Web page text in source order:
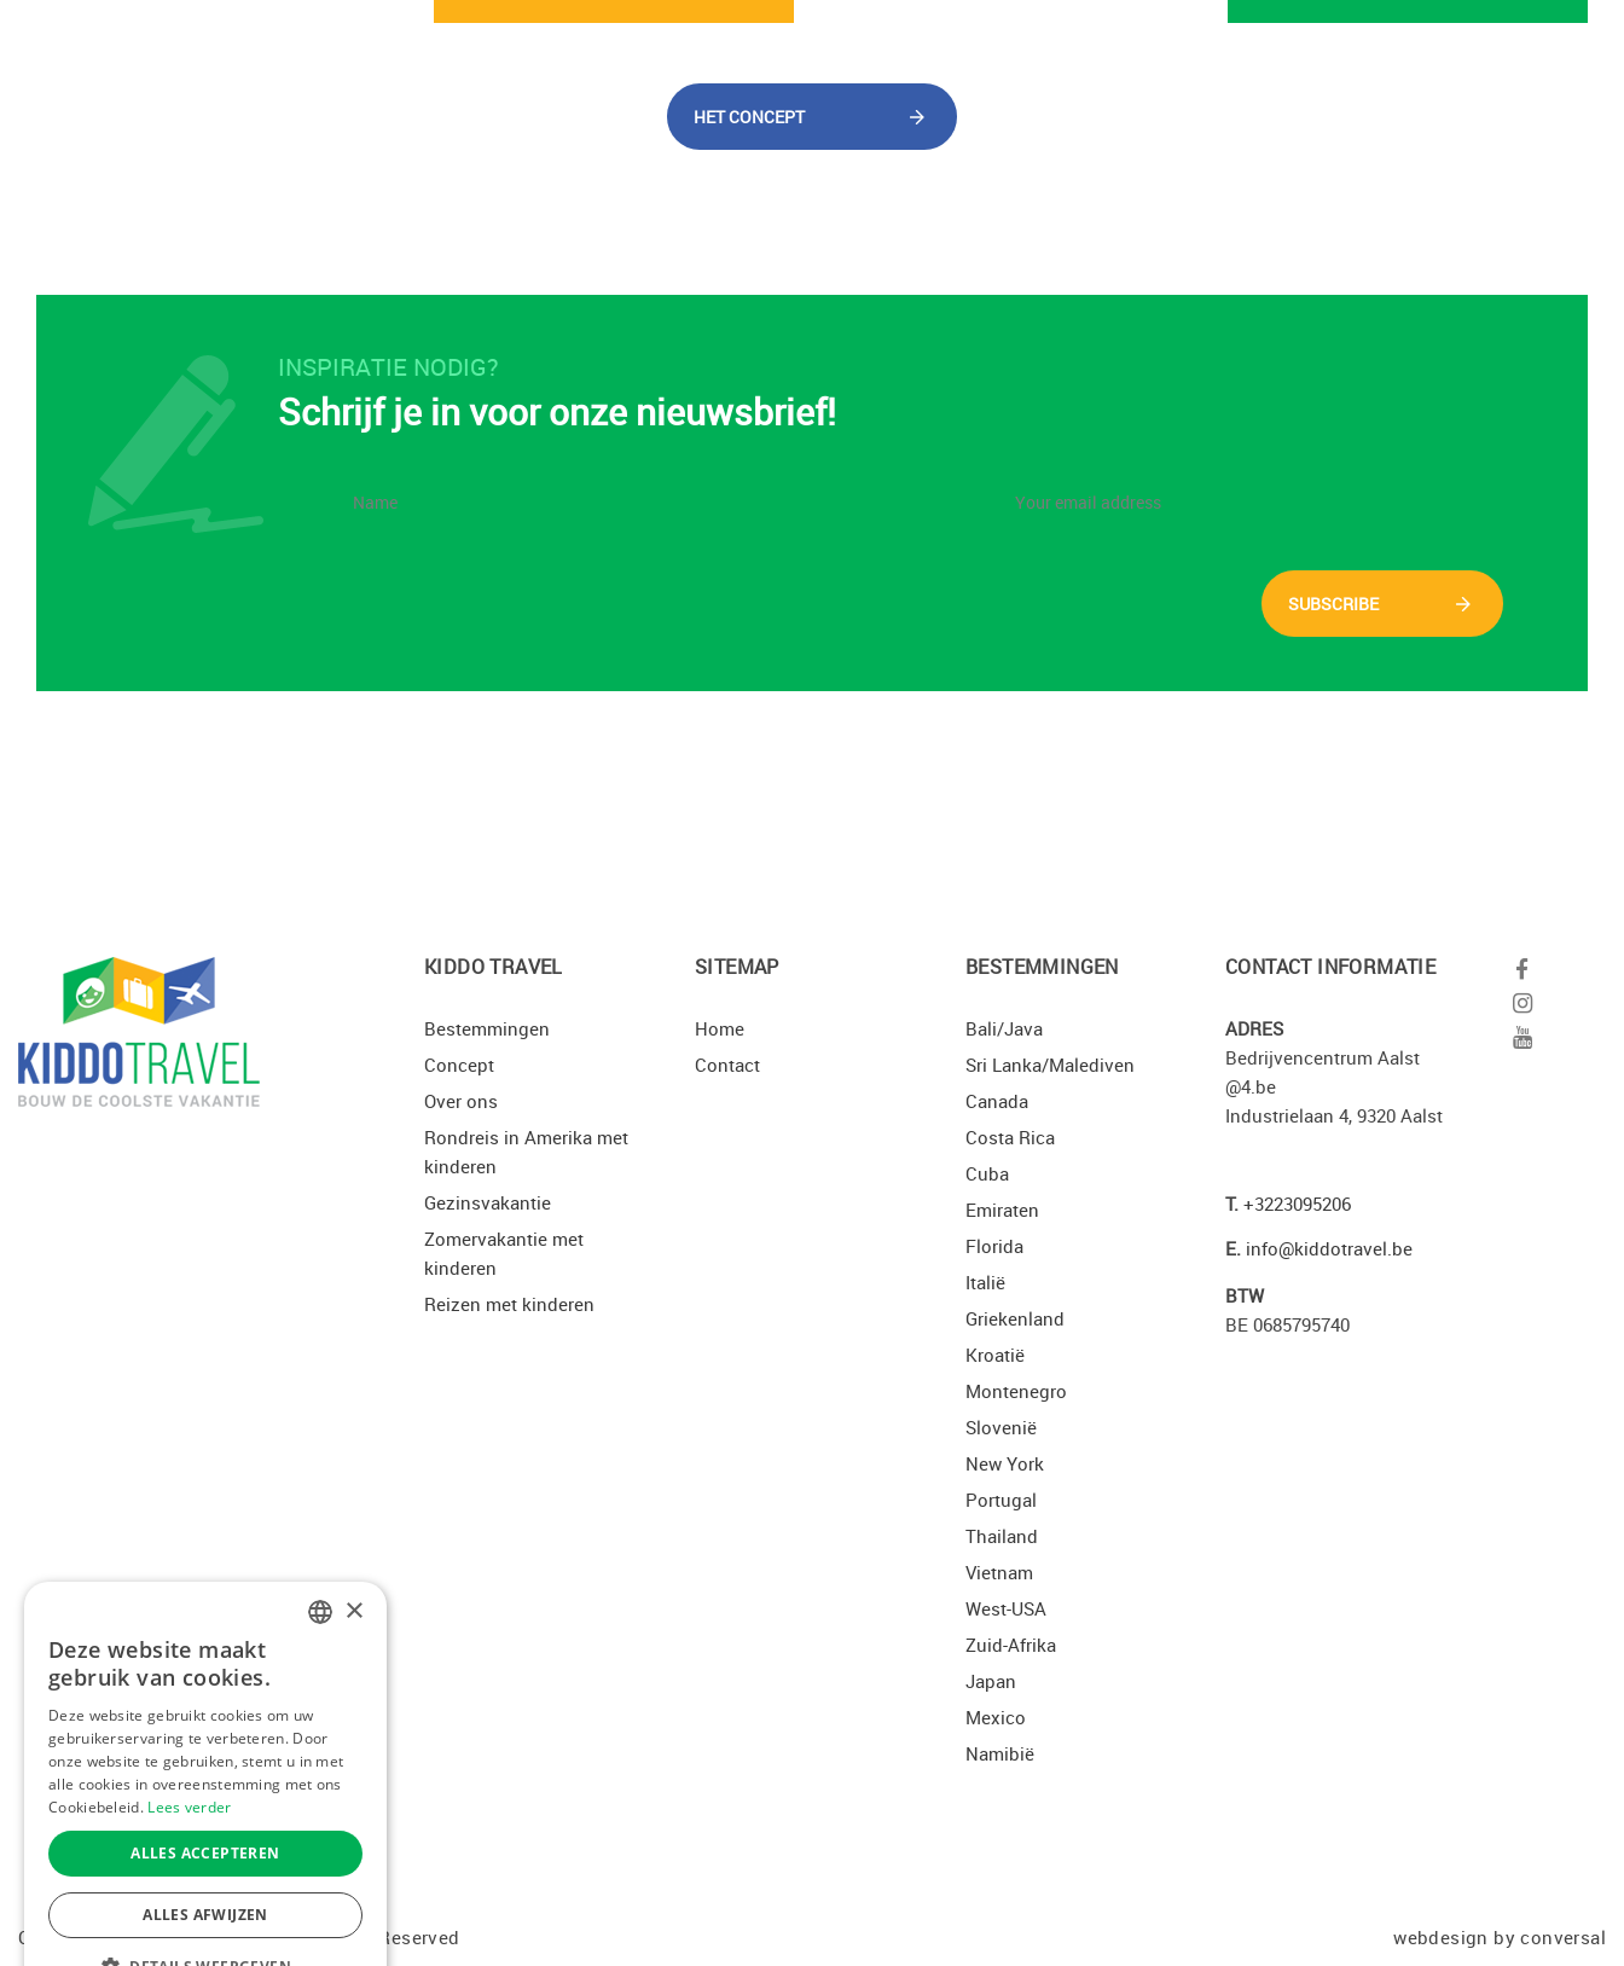
HET CONCEPT
INSPIRATIE NODIG?
Schrijf je in voor onze nieuwsbrief!
SUBSCRIBE
KIDDO TRAVEL
Bestemmingen
Concept
Over ons
Rondreis in Amerika met
kinderen
Gezinsvakantie
Zomervakantie met
kinderen
Reizen met kinderen
SITEMAP
Home
Contact
BESTEMMINGEN
Bali/Java
Sri Lanka/Malediven
Canada
Costa Rica
Cuba
Emiraten
Florida
Italië
Griekenland
Kroatië
Montenegro
Slovenië
New York
Portugal
Thailand
Vietnam
West-USA
Zuid-Afrika
Japan
Mexico
Namibië
CONTACT INFORMATIE
ADRES
Bedrijvencentrum Aalst
@4.be
Industrielaan 4, 9320 Aalst
T. +3223095206
E. info@kiddotravel.be
BTW
BE 0685795740
Copyright © 2026 Kiddotravel. All Rights Reserved webdesign by conversal
ENGLISH
×
Deze website maakt
gebruik van cookies.
Deze website gebruikt cookies om uw
gebruikerservaring te verbeteren. Door
onze website te gebruiken, stemt u in met
alle cookies in overeenstemming met ons
Cookiebeleid. Lees verder
ALLES ACCEPTEREN
ALLES AFWIJZEN